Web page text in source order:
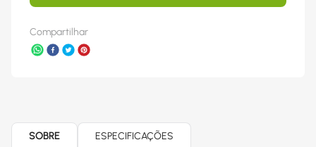
Compartilhar
SOBRE ESPECIFICAÇÕES